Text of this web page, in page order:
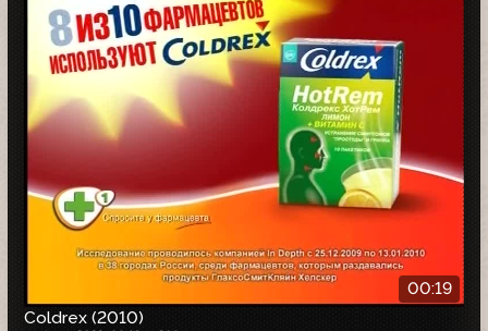
00:19
Coldrex (2010)